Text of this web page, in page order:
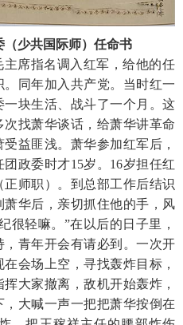
少共国际师）任命书
主席指名调入红军，给他的任
同年加入共产党。当时红一
块生活、战斗了一个月。这
找萧华谈话，给萧华讲革命
益匪浅。萧华参加红军后，
政委时才15岁。16岁担任红
师职）。到总部工作后结识
华后，亲切抓住他的手，风
很轻嘛。”在以后的日子里，
青年开会有请必到。一次开
会场上空，寻找轰炸目标，
大家撤离，敌机开始轰炸，
大喊一声一把把萧华按倒在